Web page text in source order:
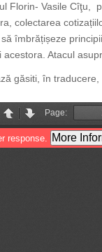
Florin- Vasile Cîţu,
colectarea
îmbrățișeze
acestora. Atacul
găsiti, în